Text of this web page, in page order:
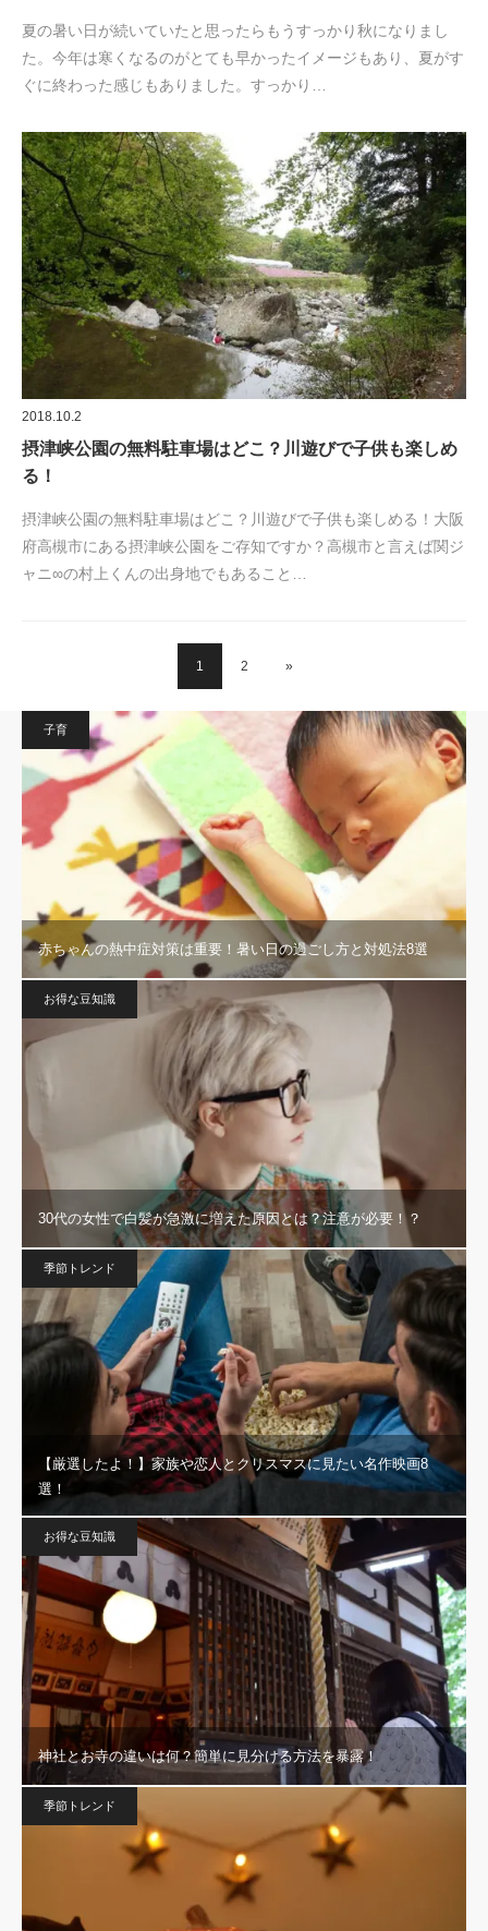
夏の暑い日が続いていたと思ったらもうすっかり秋になりまし
た。今年は寒くなるのがとても早かったイメージもあり、夏がす
ぐに終わった感じもありました。すっかり…
2018.10.2
摂津峡公園の無料駐車場はどこ？川遊びで子供も楽しめ
る！
摂津峡公園の無料駐車場はどこ？川遊びで子供も楽しめる！大阪
府高槻市にある摂津峡公園をご存知ですか？高槻市と言えば関ジ
ャニ∞の村上くんの出身地でもあること…
1 2 »
子育
赤ちゃんの熱中症対策は重要！暑い日の過ごし方と対処法8選
お得な豆知識
30代の女性で白髪が急激に増えた原因とは？注意が必要！？
季節トレンド
【厳選したよ！】家族や恋人とクリスマスに見たい名作映画8
選！
お得な豆知識
神社とお寺の違いは何？簡単に見分ける方法を暴露！
季節トレンド